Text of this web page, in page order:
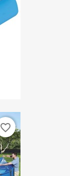
favorite_border